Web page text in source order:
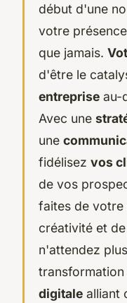
début d'une
votre
que jamais.
d'être le
entreprise au-
Avec une
une
fidélisez vos
de vos
faites de
créativité et
n'attendez
digitale alliant